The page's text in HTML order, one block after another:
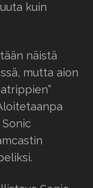
kuin
näistä
mutta aion